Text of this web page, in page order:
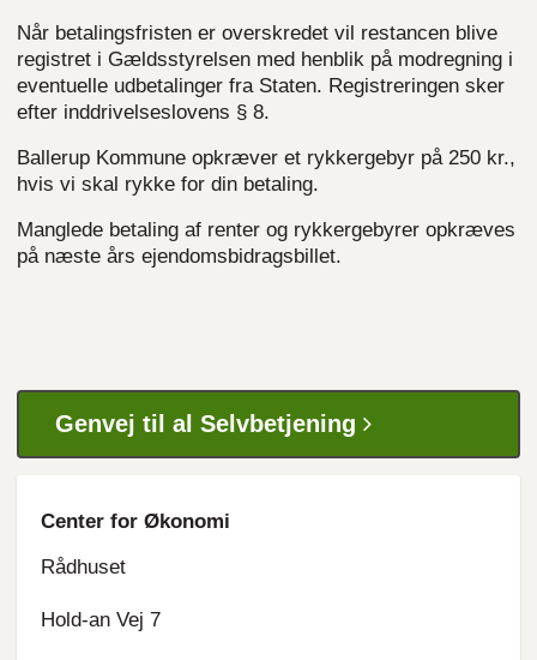
Når betalingsfristen er overskredet vil restancen blive
registret i Gældsstyrelsen med henblik på modregning i
eventuelle udbetalinger fra Staten. Registreringen sker
efter inddrivelseslovens § 8.
Ballerup Kommune opkræver et rykkergebyr på 250 kr.,
hvis vi skal rykke for din betaling.
Manglede betaling af renter og rykkergebyrer opkræves
på næste års ejendomsbidragsbillet.
Genvej til al Selvbetjening
Center for Økonomi
Rådhuset
Hold-an Vej 7